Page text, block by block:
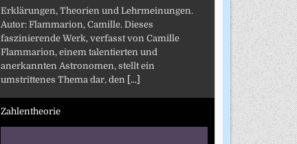
Erklärungen, Theorien und Lehrmeinungen.
Autor: Flammarion, Camille. Dieses
faszinierende Werk, verfasst von Camille
Flammarion, einem talentierten und
anerkannten Astronomen, stellt ein
umstrittenes Thema dar, den [...]
Zahlentheorie